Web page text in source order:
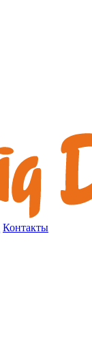
Контакты